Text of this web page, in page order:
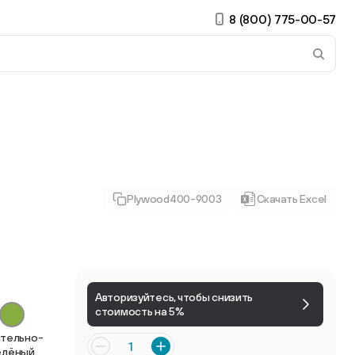
8 (800) 775-00-57
Plywood400-9003 Скачать Excel
Авторизуйтесь, чтобы снизить
стоимость на 5%
Есть учётная запись?